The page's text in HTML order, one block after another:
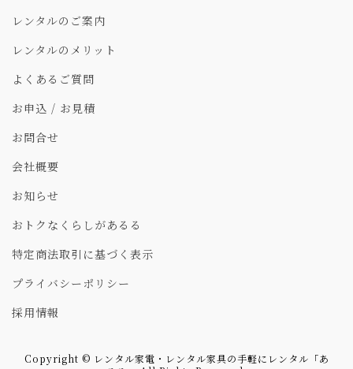
レンタルのご案内
レンタルのメリット
よくあるご質問
お申込 / お見積
お問合せ
会社概要
お知らせ
おトクなくらしがあるる
特定商法取引に基づく表示
プライバシーポリシー
採用情報
Copyright © レンタル家電・レンタル家具の手軽にレンタル「あ